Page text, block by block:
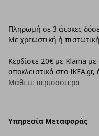
Πληρωμή σε 3 άτοκες
Με χρεωστική ή
Κερδίστε 20€ με Klarna
αποκλειστικά στο IKEA.gr,
Μάθετε περισσότερα
Υπηρεσία Μεταφοράς